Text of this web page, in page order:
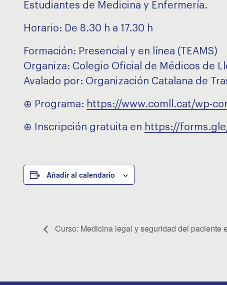
Estudiantes de Medicina y Enfermería.
Horario: De 8.30 h a 17.30 h
Formación: Presencial y en línea (TEAMS)
Organiza: Colegio Oficial de Médicos de
Avalado por: Organización Catalana de
⊕ Programa: https://www.comll.cat/wp-
⊕ Inscripción gratuita en https://
Añadir al calendario
Curso: Medicina legal y seguridad del paciente